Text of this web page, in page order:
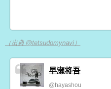
（出典 @tetsudomynavi）
早瀬将吾
@hayashou